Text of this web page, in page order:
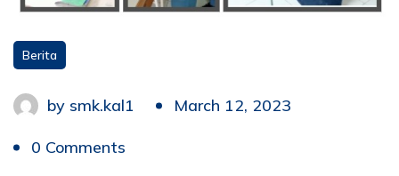
Berita
by smk.kal1 March 12, 2023
0 Comments